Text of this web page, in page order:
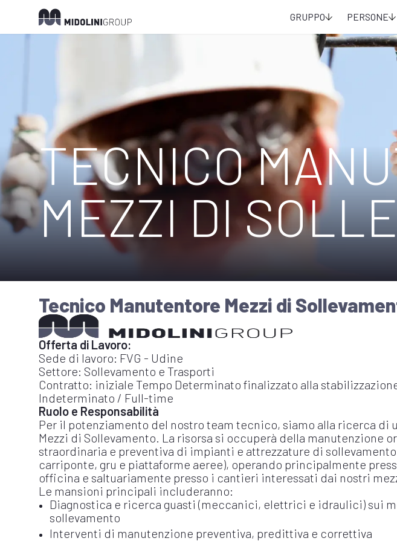
GRUPPO PERSONE
TECNICO
MEZZI DI
Tecnico Manutentore Mezzi di
Offerta di Lavoro:
Sede di lavoro: FVG - Udine
Settore: Sollevamento e Trasporti
Contratto: iniziale Tempo Determinato finalizzato alla
Indeterminato / Full-time
Ruolo e Responsabilità
Per il potenziamento del nostro team tecnico, siamo alla ricerca di
Mezzi di Sollevamento. La risorsa si occuperà della manutenzione
straordinaria e preventiva di impianti e attrezzature di
carriponte, gru e piattaforme aeree), operando principalmente
officina e saltuariamente presso i cantieri interessati dai nostri
Le mansioni principali includeranno:
Diagnostica e ricerca guasti (meccanici, elettrici e idraulici) sui
sollevamento
Interventi di manutenzione preventiva, predittiva e correttiva